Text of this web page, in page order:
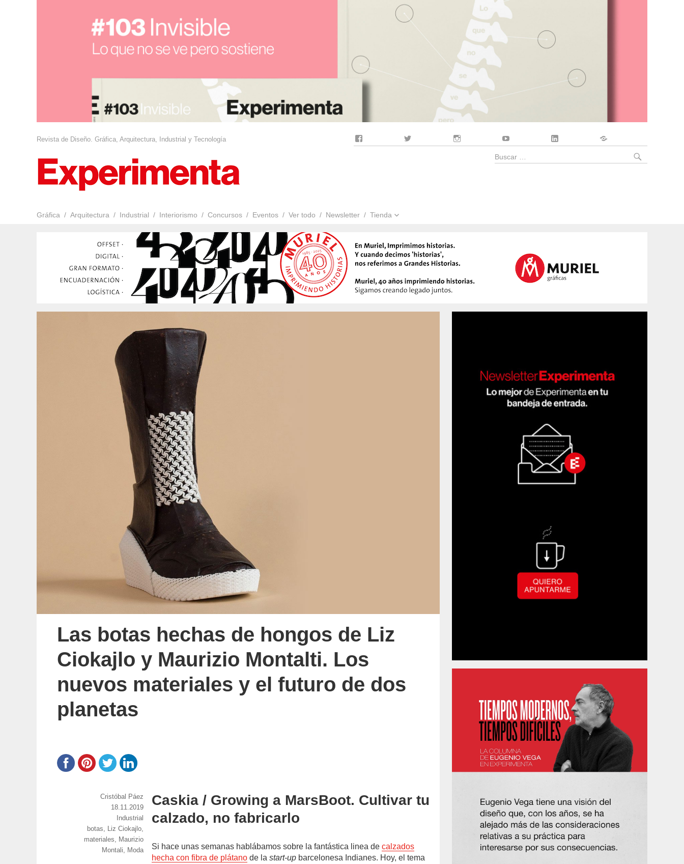
Revista de Diseño. Gráfica, Arquitectura, Industrial y Tecnología
Gráfica Arquitectura Industrial Interiorismo Concursos Eventos Ver todo Newsletter Tienda
Buscar
Las botas hechas de hongos de Liz
Ciokajlo y Maurizio Montalti. Los
nuevos materiales y el futuro de dos
planetas
Caskia / Growing a MarsBoot. Cultivar tu
calzado, no fabricarlo
Si hace unas semanas hablábamos sobre la fantástica linea decalzados
hecha con fibra de plátano de lastart-up barcelonesa Indianes. Hoy, el tema
https://www.experimenta.es/author/cristobal-
paez/
Cristóbal Páez
Publicado
18.11.2019
Categorías
Industrial
Etiquetas
botas, Liz Ciokajlo,
materiales, Maurizio
Montali, Moda